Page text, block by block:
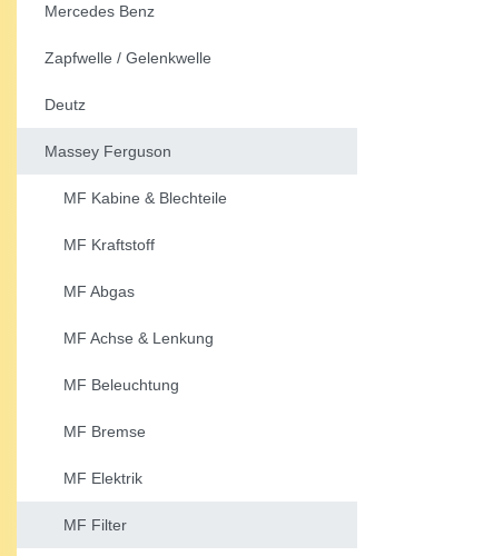
Mercedes Benz
Zapfwelle / Gelenkwelle
Deutz
Massey Ferguson
MF Kabine & Blechteile
MF Kraftstoff
MF Abgas
MF Achse & Lenkung
MF Beleuchtung
MF Bremse
MF Elektrik
MF Filter